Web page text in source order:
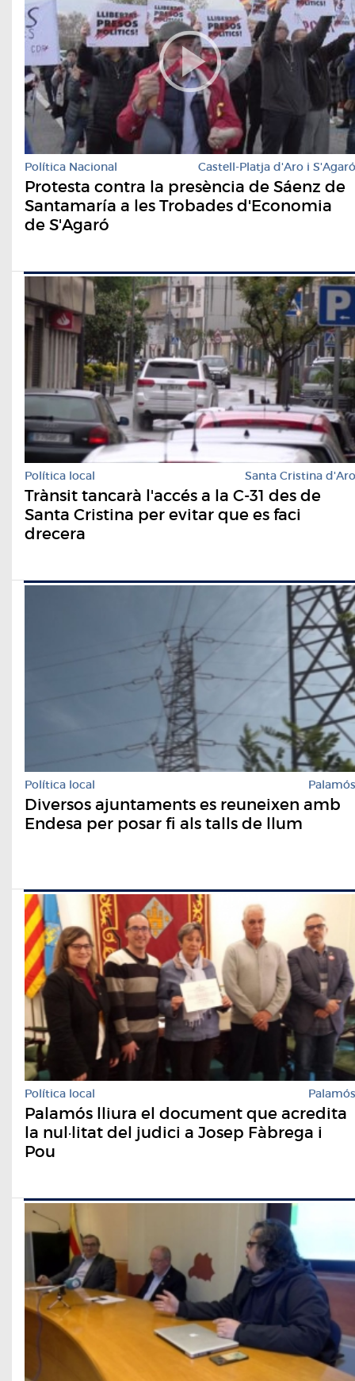
Política Nacional Castell-Platja d'Aro i S'Agaró
Protesta contra la presència de Sáenz de
Santamaría a les Trobades d'Economia
de S'Agaró
Política local Santa Cristina d'Aro
Trànsit tancarà l'accés a la C-31 des de
Santa Cristina per evitar que es faci
drecera
Política local Palamós
Diversos ajuntaments es reuneixen amb
Endesa per posar fi als talls de llum
Política local Palamós
Palamós lliura el document que acredita
la nul·litat del judici a Josep Fàbrega i
Pou